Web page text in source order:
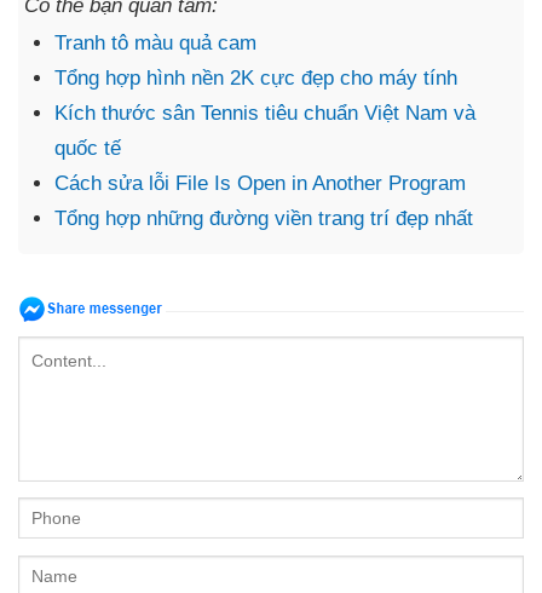
Có thể bạn quan tâm:
Tranh tô màu quả cam
Tổng hợp hình nền 2K cực đẹp cho máy tính
Kích thước sân Tennis tiêu chuẩn Việt Nam và
quốc tế
Cách sửa lỗi File Is Open in Another Program
Tổng hợp những đường viền trang trí đẹp nhất